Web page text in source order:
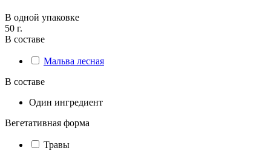
В одной упаковке
50 г.
В составе
Мальва лесная
В составе
Один ингредиент
Вегетативная форма
Травы